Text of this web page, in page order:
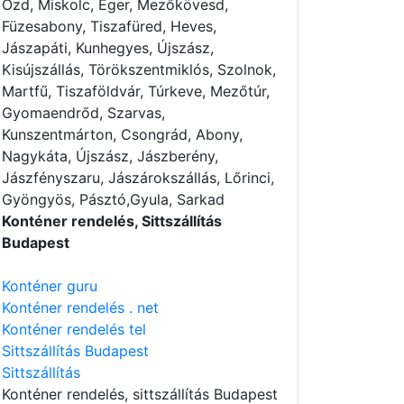
Ózd, Miskolc, Eger, Mezőkövesd,
Füzesabony, Tiszafüred, Heves,
Jászapáti, Kunhegyes, Újszász,
Kisújszállás, Törökszentmiklós, Szolnok,
Martfű, Tiszaföldvár, Túrkeve, Mezőtúr,
Gyomaendrőd, Szarvas,
Kunszentmárton, Csongrád, Abony,
Nagykáta, Újszász, Jászberény,
Jászfényszaru, Jászárokszállás, Lőrinci,
Gyöngyös, Pásztó,Gyula, Sarkad
Konténer rendelés, Sittszállítás
Budapest
Konténer guru
Konténer rendelés . net
Konténer rendelés tel
Sittszállítás Budapest
Sittszállítás
Konténer rendelés, sittszállítás Budapest